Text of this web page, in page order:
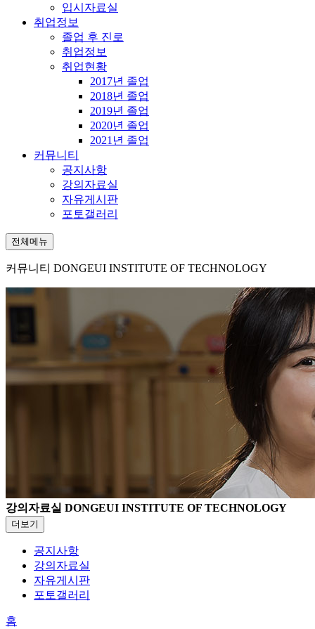
입시자료실
취업정보
졸업 후 진로
취업정보
취업현황
2017년 졸업
2018년 졸업
2019년 졸업
2020년 졸업
2021년 졸업
커뮤니티
공지사항
강의자료실
자유게시판
포토갤러리
전체메뉴
커뮤니티 DONGEUI INSTITUTE OF TECHNOLOGY
강의자료실 DONGEUI INSTITUTE OF TECHNOLOGY
더보기
공지사항
강의자료실
자유게시판
포토갤러리
홈